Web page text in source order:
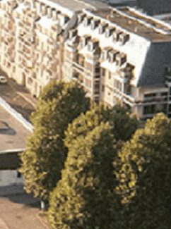
Exporter les lignes
Exporter toutes les
Exporter uniquement les
Menu
<
>
- 🎁 Caen on aime, on
- 🎉 Les événements AVF
- Activités et Loisirs
Ajoutez un logo, un bouton,
Cliquez pour éditer